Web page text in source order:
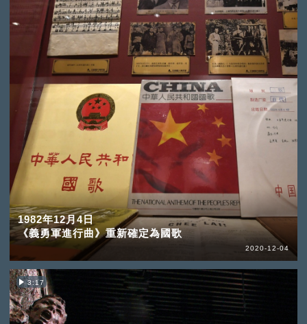
1982年12月4日
《義勇軍進行曲》重新確定為國歌
2020-12-04
3:17